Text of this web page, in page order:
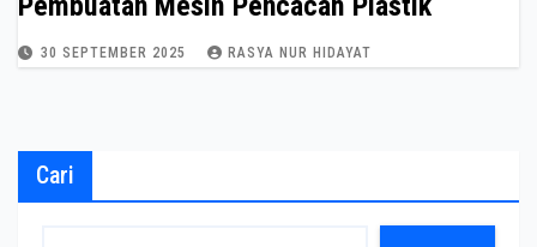
30 SEPTEMBER 2025 RASYA NUR HIDAYAT
Cari